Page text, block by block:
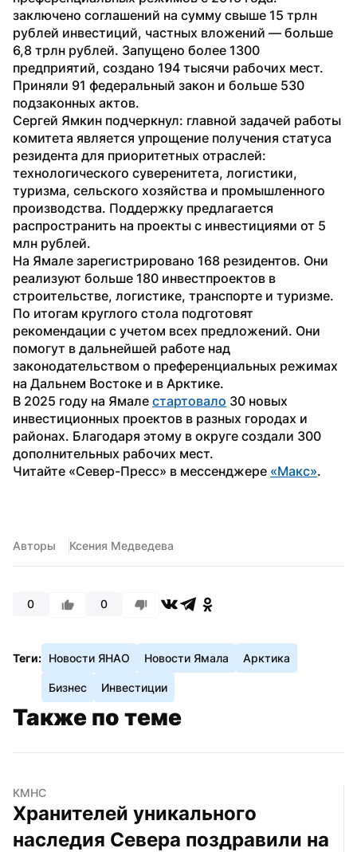
заключено соглашений на сумму свыше 15 трлн
рублей инвестиций, частных вложений — больше
6,8 трлн рублей. Запущено более 1300
предприятий, создано 194 тысячи рабочих мест.
Приняли 91 федеральный закон и больше 530
подзаконных актов.
Сергей Ямкин подчеркнул: главной задачей работы
комитета является упрощение получения статуса
резидента для приоритетных отраслей:
технологического суверенитета, логистики,
туризма, сельского хозяйства и промышленного
производства. Поддержку предлагается
распространить на проекты с инвестициями от 5
млн рублей.
На Ямале зарегистрировано 168 резидентов. Они
реализуют больше 180 инвестпроектов в
строительстве, логистике, транспорте и туризме.
По итогам круглого стола подготовят
рекомендации с учетом всех предложений. Они
помогут в дальнейшей работе над
законодательством о преференциальных режимах
на Дальнем Востоке и в Арктике.
В 2025 году на Ямале стартовало 30 новых
инвестиционных проектов в разных городах и
районах. Благодаря этому в округе создали 300
дополнительных рабочих мест.
Читайте «Север-Пресс» в мессенджере «Макс».
Авторы Ксения Медведева
0 0
Теги: Новости ЯНАО Новости Ямала Арктика
Бизнес Инвестиции
Также по теме
КМНС
Хранителей уникального
наследия Севера поздравили на